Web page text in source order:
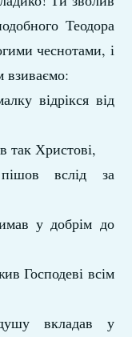
Теодора
чеснотами, і
взиваємо:
відрікся від
так Христові,
вслід за
у добрім до
Господеві всім
вкладав у